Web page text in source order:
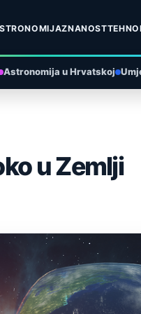
ZNANOST
Astronomija u Hrvatskoj
u Zemlji